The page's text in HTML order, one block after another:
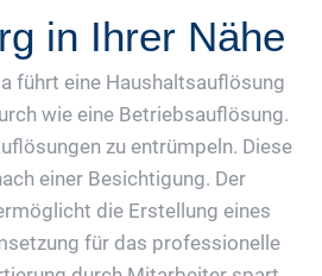
in Ihrer Nähe
führt eine Haushaltsauflösung
wie eine Betriebsauflösung.
zu entrümpeln. Diese
einer Besichtigung. Der
die Erstellung eines
für das professionelle